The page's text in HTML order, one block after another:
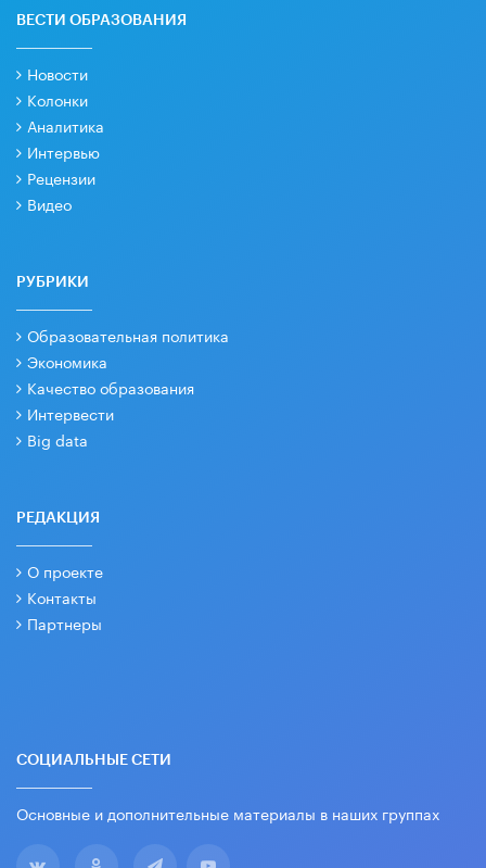
ВЕСТИ ОБРАЗОВАНИЯ
Новости
Колонки
Аналитика
Интервью
Рецензии
Видео
РУБРИКИ
Образовательная политика
Экономика
Качество образования
Интервести
Big data
РЕДАКЦИЯ
О проекте
Контакты
Партнеры
СОЦИАЛЬНЫЕ СЕТИ
Основные и дополнительные материалы в наших группах